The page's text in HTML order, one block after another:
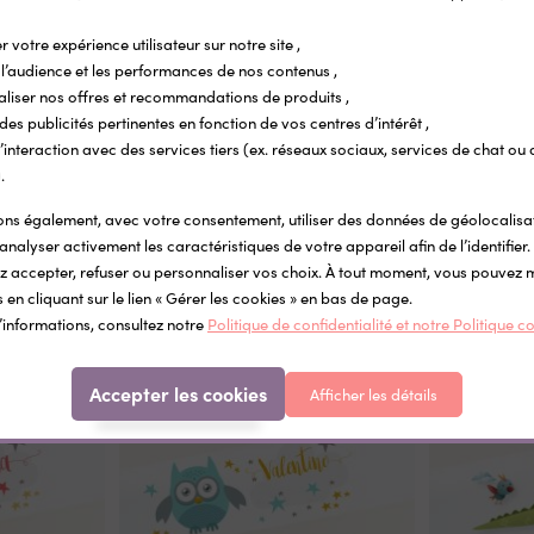
SUR LA QUANTITÉ
vêtement personnalisées
Little Wild
€
REMISE SUR LA QUANTITÉ
REMISE SUR LA QUANTITÉ
REMISE SUR LA QUANTITÉ
REMISE SUR LA QUANTITÉ
REMISE SUR LA QUANTITÉ
REMISE SUR LA QUANTITÉ
REMISE SUR LA QUANTITÉ
Étiquettes objets personnalisées Pop
0,34 €
Dans la même catégorie
votre expérience utilisateur sur notre site ,
et les performances de nos contenus ,
nos offres et recommandations de produits ,
publicités pertinentes en fonction de vos centres d’intérêt ,
avec des services tiers (ex. réseaux sociaux, services de chat ou
également, avec votre consentement, utiliser des données de
activement les caractéristiques de votre appareil afin de l’identifier.
accepter, refuser ou personnaliser vos choix. À tout moment, vous pouvez
en cliquant sur le lien « Gérer les cookies » en bas de page.
consultez notre Politique de confidentialité et notre Politique
Accepter les cookies Afficher les détails